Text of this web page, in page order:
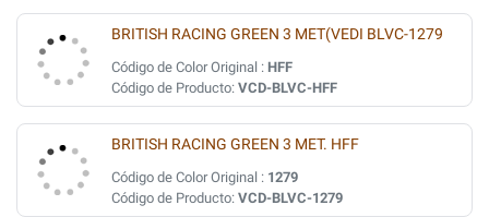
BRITISH RACING GREEN 3 MET(VEDI BLVC-1279
Código de Color Original : HFF
Código de Producto: VCD-BLVC-HFF
BRITISH RACING GREEN 3 MET. HFF
Código de Color Original : 1279
Código de Producto: VCD-BLVC-1279